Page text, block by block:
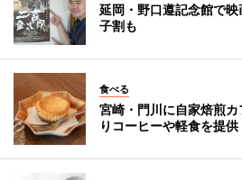
延岡・野口遵記念館で
子割も
食べる
宮崎・門川に自家焙煎
りコーヒーや軽食を提供